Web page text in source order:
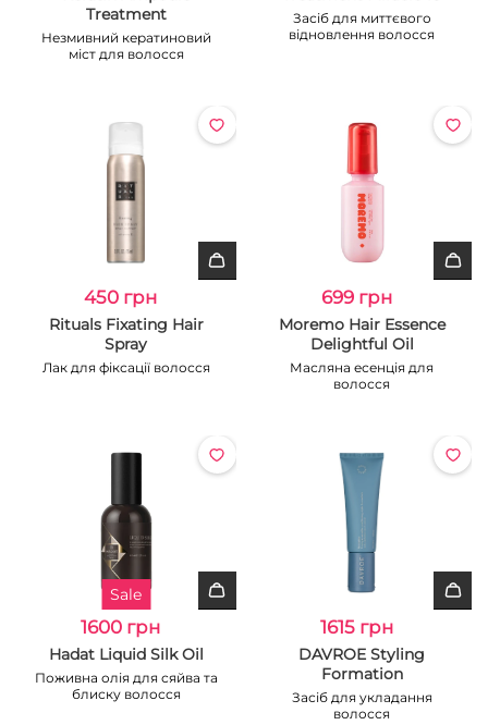
Treatment
Незмивний кератиновий
міст для волосся
Засіб для миттєвого
відновлення волосся
450 грн
Rituals Fixating Hair
Spray
Лак для фіксації волосся
699 грн
Moremo Hair Essence
Delightful Oil
Масляна есенція для
волосся
Sale
1600 грн
Hadat Liquid Silk Oil
Поживна олія для сяйва та
блиску волосся
1615 грн
DAVROE Styling
Formation
Засіб для укладання
волосся